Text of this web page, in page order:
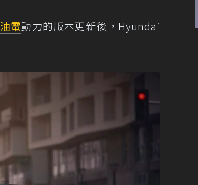
油電動力的版本更新後，Hyundai